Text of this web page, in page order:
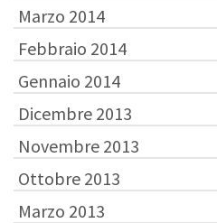
Marzo 2014
Febbraio 2014
Gennaio 2014
Dicembre 2013
Novembre 2013
Ottobre 2013
Marzo 2013